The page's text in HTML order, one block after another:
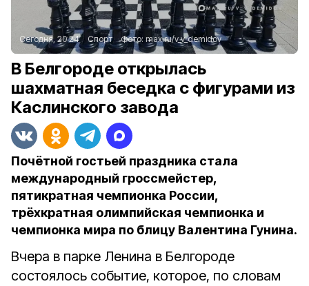
Сегодня, 20:24 Спорт Фото: max.ru/v_v_demidov
В Белгороде открылась
шахматная беседка с фигурами из
Каслинского завода
Почётной гостьей праздника стала
международный гроссмейстер,
пятикратная чемпионка России,
трёхкратная олимпийская чемпионка и
чемпионка мира по блицу Валентина Гунина.
Вчера в парке Ленина в Белгороде
состоялось событие, которое, по словам